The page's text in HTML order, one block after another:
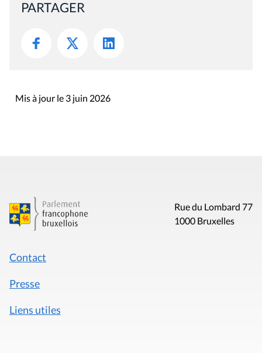
PARTAGER
Mis à jour le 3 juin 2026
Rue du Lombard 77
1000 Bruxelles
Contact
Presse
Liens utiles